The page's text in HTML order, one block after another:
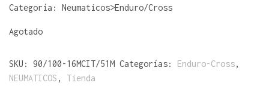
Categoría: Neumaticos>Enduro/Cross
Agotado
SKU: 90/100-16MCIT/51M Categorías: Enduro-Cross,
NEUMATICOS , Tienda